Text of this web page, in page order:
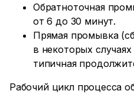
Обратноточная
от 6 до 30 минут.
Прямая промывка
в некоторых
типичная
Рабочий цикл процесса